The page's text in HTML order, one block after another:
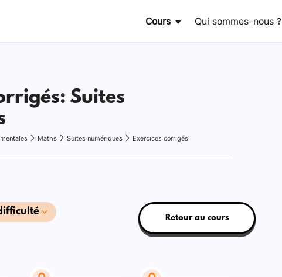
Cours Qui sommes-nous ?
Suites
Maths Suites numériques Exercices corrigés
Retour au cours